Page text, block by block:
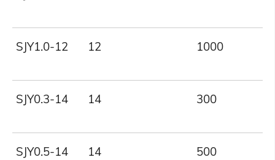
SJY1.0-12 12 1000
SJY0.3-14 14 300
SJY0.5-14 14 500